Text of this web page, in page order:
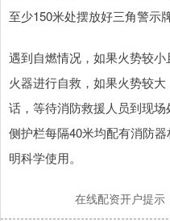
至少150米处摆放好三角警示
遇到自燃情况，如果火势较
火器进行自救，如果火势较
话，等待消防救援人员到现
侧护栏每隔40米均配有消防
明科学使用。
在线配资开户提示